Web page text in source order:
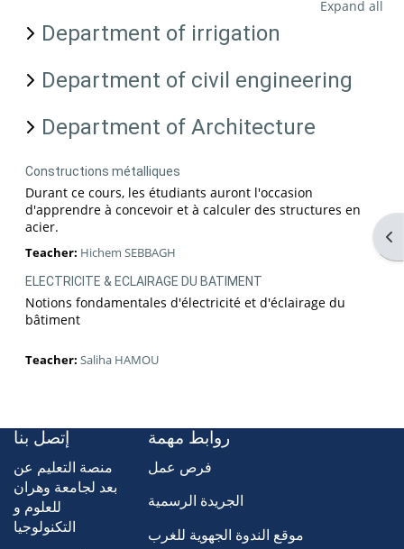
Expand all
Department of irrigation
Department of civil engineering
Department of Architecture
Constructions métalliques
Durant ce cours, les étudiants auront l'occasion
d'apprendre à concevoir et à calculer des structures en
acier.
Teacher: Hichem SEBBAGH
ELECTRICITE & ECLAIRAGE DU BATIMENT
Notions fondamentales d'électricité et d'éclairage du
bâtiment
Teacher: Saliha HAMOU
إتصل بنا
منصة التعليم عن
بعد لجامعة وهران
للعلوم و
التكنولوجيا
روابط مهمة
فرص عمل
الجريدة الرسمية
موقع الندوة الجهوية للغرب